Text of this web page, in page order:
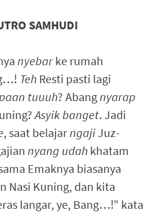
SAMHUDI
nyebarke rumah
Teh Resti pasti lagi
tuuuh? Abangnyarap
Asyik banget. Jadi
, saat belajarngajiJuz-
nyang udah khatam
Emaknya biasanya
Nasi Kuning, dan kita
langar, ye, Bang…!” kata